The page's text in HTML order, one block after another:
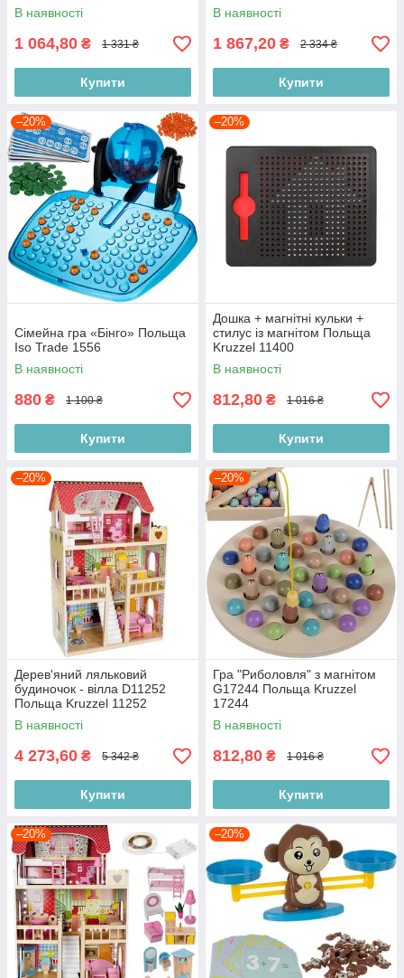
В наявності
1 064,80 ₴ 1 331 ₴
Купити
В наявності
1 867,20 ₴ 2 334 ₴
Купити
–20%
Сімейна гра «Бінго» Польща
Iso Trade 1556
В наявності
880 ₴ 1 100 ₴
Купити
–20%
Дошка + магнітні кульки +
стилус із магнітом Польща
Kruzzel 11400
В наявності
812,80 ₴ 1 016 ₴
Купити
–20%
Дерев'яний ляльковий
будиночок - вілла D11252
Польща Kruzzel 11252
В наявності
4 273,60 ₴ 5 342 ₴
Купити
–20%
Гра "Риболовля" з магнітом
G17244 Польща Kruzzel
17244
В наявності
812,80 ₴ 1 016 ₴
Купити
–20% –20%